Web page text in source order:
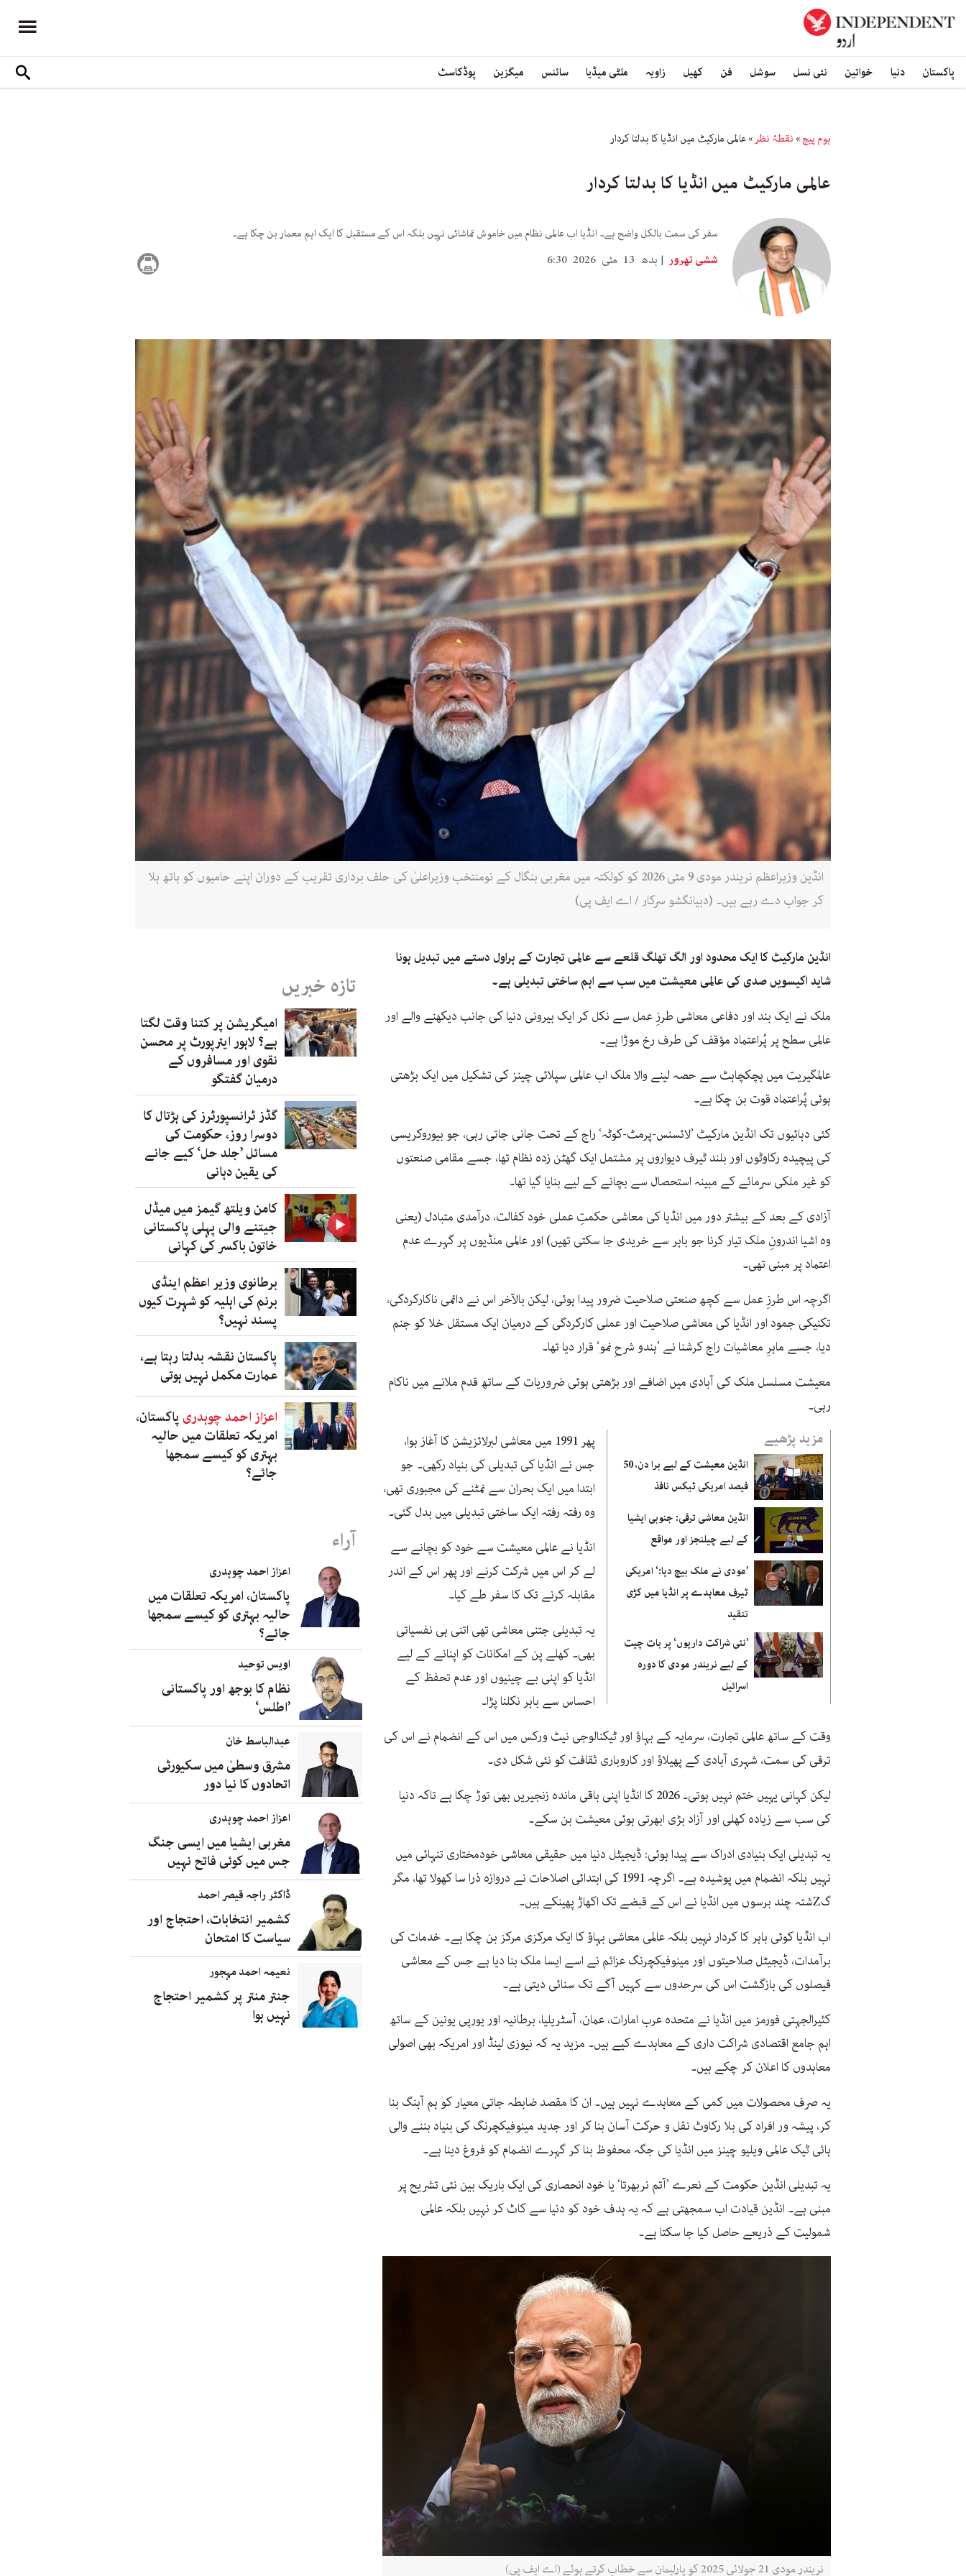
پاکستان دنیا خواتین نئی نسل سوشل فن کھیل زاویہ ملٹی میڈیا سائنس میگزین پوڈکاسٹ
ہوم پیچ» نقطۂ نظر»عالمی مارکیٹ میں انڈیا کا بدلتا کردار
عالمی مارکیٹ میں انڈیا کا بدلتا کردار
سفر کی سمت بالکل واضح ہے۔ انڈیا اب عالمی نظام میں خاموش تماشائی نہیں بلکہ اس کے مستقبل کا ایک اہم معمار بن چکا ہے۔
ششی تھرور بدھ 13 مئی 2026 6:30
انڈین وزیراعظم نریندر مودی 9 مئی 2026 کو کولکتہ میں مغربی بنگال کے نومنتخب وزیراعلیٰ کی حلف برداری تقریب کے دوران اپنے حامیوں کو ہاتھ ہلا
کر جواب دے رہے ہیں۔ (دبیانگشو سرکار / اے ایف پی)
انڈین مارکیٹ کا ایک محدود اور الگ تھلگ قلعے سے عالمی تجارت کے ہراول دستے میں تبدیل ہونا
شاید اکیسویں صدی کی عالمی معیشت میں سب سے اہم ساختی تبدیلی ہے۔
ملک نے ایک بند اور دفاعی معاشی طرزِ عمل سے نکل کر ایک بیرونی دنیا کی جانب دیکھنے والے اور
عالمی سطح پر پُراعتماد مؤقف کی طرف رخ موڑا ہے۔
عالمگیریت میں ہچکچاہٹ سے حصہ لینے والا ملک اب عالمی سپلائی چینز کی تشکیل میں ایک بڑھتی
ہوئی پُراعتماد قوت بن چکا ہے۔
کئی دہائیوں تک انڈین مارکیٹ ’لائسنس-پرمٹ-کوٹہ‘ راج کے تحت جانی جاتی رہی، جو بیوروکریسی
کی پیچیدہ رکاوٹوں اور بلند ٹیرف دیواروں پر مشتمل ایک گھٹن زدہ نظام تھا، جسے مقامی صنعتوں
کو غیر ملکی سرمائے کے مبینہ استحصال سے بچانے کے لیے بنایا گیا تھا۔
آزادی کے بعد کے بیشتر دور میں انڈیا کی معاشی حکمتِ عملی خود کفالت، درآمدی متبادل (یعنی
وہ اشیا اندرونِ ملک تیار کرنا جو باہر سے خریدی جا سکتی تھیں) اور عالمی منڈیوں پر گہرے عدم
اعتماد پر مبنی تھی۔
اگرچہ اس طرزِ عمل سے کچھ صنعتی صلاحیت ضرور پیدا ہوئی، لیکن بالآخر اس نے دائمی ناکارکردگی،
تکنیکی جمود اور انڈیا کی معاشی صلاحیت اور عملی کارکردگی کے درمیان ایک مستقل خلا کو جنم
دیا، جسے ماہرِ معاشیات راج کرشنا نے ’ہندو شرحِ نمو‘ قرار دیا تھا۔
معیشت مسلسل ملک کی آبادی میں اضافے اور بڑھتی ہوئی ضروریات کے ساتھ قدم ملانے میں ناکام
رہی۔
مزید پڑھیے
انڈین معیشت کے لیے برا دن، 50
فیصد امریکی ٹیکس نافذ
انڈین معاشی ترقی: جنوبی ایشیا
کے لیے چیلنجز اور مواقع
’مودی نے ملک بیچ دیا:‘ امریکی
ٹیرف معاہدے پر انڈیا میں کڑی
تنقید
’نئی شراکت داریوں‘ پر بات چیت
کے لیے نریندر مودی کا دورہ
اسرائیل
پھر 1991 میں معاشی لبرلائزیشن کا آغاز ہوا،
جس نے انڈیا کی تبدیلی کی بنیاد رکھی۔ جو
ابتدا میں ایک بحران سے نمٹنے کی مجبوری تھی،
وہ رفتہ رفتہ ایک ساختی تبدیلی میں بدل گئی۔
انڈیا نے عالمی معیشت سے خود کو بچانے سے
لے کر اس میں شرکت کرنے اور پھر اس کے اندر
مقابلہ کرنے تک کا سفر طے کیا۔
یہ تبدیلی جتنی معاشی تھی اتنی ہی نفسیاتی
بھی۔ کھلے پن کے امکانات کو اپنانے کے لیے
انڈیا کو اپنی بے چینیوں اور عدم تحفظ کے
احساس سے باہر نکلنا پڑا۔
وقت کے ساتھ عالمی تجارت، سرمایہ کے بہاؤ اور ٹیکنالوجی نیٹ ورکس میں اس کے انضمام نے اس کی
ترقی کی سمت، شہری آبادی کے پھیلاؤ اور کاروباری ثقافت کو نئی شکل دی۔
لیکن کہانی یہیں ختم نہیں ہوتی۔ 2026 کا انڈیا اپنی باقی ماندہ زنجیریں بھی توڑ چکا ہے تاکہ دنیا
کی سب سے زیادہ کھلی اور آزاد بڑی ابھرتی ہوئی معیشت بن سکے۔
یہ تبدیلی ایک بنیادی ادراک سے پیدا ہوئی: ڈیجیٹل دنیا میں حقیقی معاشی خودمختاری تنہائی میں
نہیں بلکہ انضمام میں پوشیدہ ہے۔ اگرچہ 1991 کی ابتدائی اصلاحات نے دروازہ ذرا سا کھولا تھا، مگر
گZشتہ چند برسوں میں انڈیا نے اس کے قبضے تک اکھاڑ پھینکے ہیں۔
اب انڈیا کوئی باہر کا کردار نہیں بلکہ عالمی معاشی بہاؤ کا ایک مرکزی مرکز بن چکا ہے۔ خدمات کی
برآمدات، ڈیجیٹل صلاحیتوں اور مینوفیکچرنگ عزائم نے اسے ایسا ملک بنا دیا ہے جس کے معاشی
فیصلوں کی بازگشت اس کی سرحدوں سے کہیں آگے تک سنائی دیتی ہے۔
کثیرالجہتی فورمز میں انڈیا نے متحدہ عرب امارات، عمان، آسٹریلیا، برطانیہ اور یورپی یونین کے ساتھ
اہم جامع اقتصادی شراکت داری کے معاہدے کیے ہیں۔ مزید یہ کہ نیوزی لینڈ اور امریکہ بھی اصولی
معاہدوں کا اعلان کر چکے ہیں۔
یہ صرف محصولات میں کمی کے معاہدے نہیں ہیں۔ ان کا مقصد ضابطہ جاتی معیار کو ہم آہنگ بنا
کر، پیشہ ور افراد کی بلا رکاوٹ نقل و حرکت آسان بنا کر اور جدید مینوفیکچرنگ کی بنیاد بننے والی
ہائی ٹیک عالمی ویلیو چینز میں انڈیا کی جگہ محفوظ بنا کر گہرے انضمام کو فروغ دینا ہے۔
یہ تبدیلی انڈین حکومت کے نعرے ’آتم نربھرتا‘ یا خود انحصاری کی ایک باریک بین نئی تشریح پر
مبنی ہے۔ انڈین قیادت اب سمجھتی ہے کہ یہ ہدف خود کو دنیا سے کاٹ کر نہیں بلکہ عالمی
شمولیت کے ذریعے حاصل کیا جا سکتا ہے۔
نریندر مودی 21 جولائی 2025 کو پارلیمان سے خطاب کرتے ہوئے (اے ایف پی)
تازہ خبریں
امیگریشن پر کتنا وقت لگتا
ہے؟ لاہور ایئرپورٹ پر محسن
نقوی اور مسافروں کے
درمیان گفتگو
گڈز ٹرانسپورٹرز کی ہڑتال کا
دوسرا روز، حکومت کی
مسائل ’جلد حل‘ کیے جانے
کی یقین دہانی
کامن ویلتھ گیمز میں میڈل
جیتنے والی پہلی پاکستانی
خاتون باکسر کی کہانی
برطانوی وزیر اعظم اینڈی
برنم کی اہلیہ کو شہرت کیوں
پسند نہیں؟
پاکستان نقشہ بدلتا رہتا ہے،
عمارت مکمل نہیں ہوتی
اعزاز احمد چوہدری پاکستان،
امریکہ تعلقات میں حالیہ
بہتری کو کیسے سمجھا
جائے؟
آراء
اعزاز احمد چوہدری
پاکستان، امریکہ تعلقات میں
حالیہ بہتری کو کیسے سمجھا
جائے؟
اویس توحید
نظام کا بوجھ اور پاکستانی
’اطلس‘
عبدالباسط خان
مشرق وسطیٰ میں سکیورٹی
اتحادوں کا نیا دور
اعزاز احمد چوہدری
مغربی ایشیا میں ایسی جنگ
جس میں کوئی فاتح نہیں
ڈاکٹر راجہ قیصر احمد
کشمیر انتخابات، احتجاج اور
سیاست کا امتحان
نعیمہ احمد مہجور
جنتر منتر پر کشمیر احتجاج
نہیں ہوا